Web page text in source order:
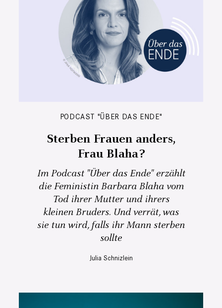
PODCAST "ÜBER DAS ENDE"
Sterben Frauen anders,
Frau Blaha?
Im Podcast "Über das Ende" erzählt
die Feministin Barbara Blaha vom
Tod ihrer Mutter und ihrers
kleinen Bruders. Und verrät, was
sie tun wird, falls ihr Mann sterben
sollte
Julia Schnizlein